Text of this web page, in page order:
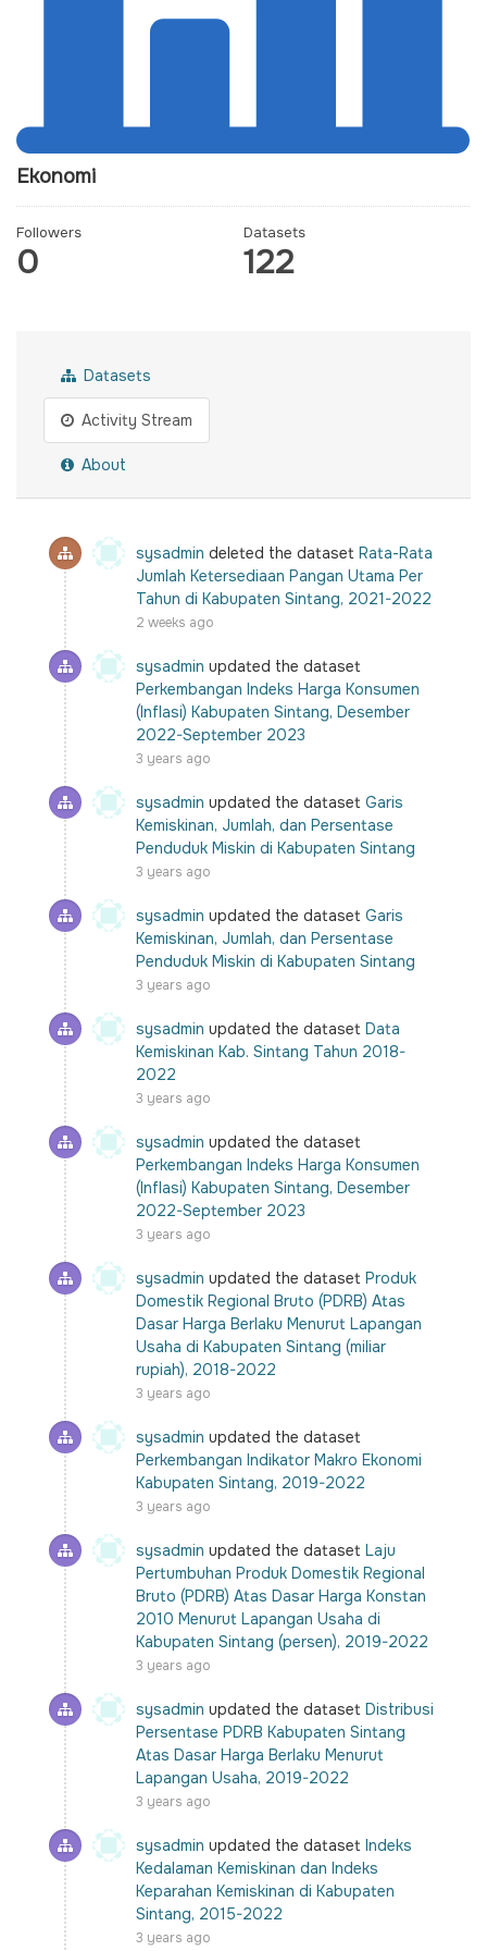
Ekonomi
Followers
0
Datasets
122
Datasets
Activity Stream
About
sysadmin deleted the dataset Rata-Rata
Jumlah Ketersediaan Pangan Utama Per
Tahun di Kabupaten Sintang, 2021-2022
2 weeks ago
sysadmin updated the dataset
Perkembangan Indeks Harga Konsumen
(Inflasi) Kabupaten Sintang, Desember
2022-September 2023
3 years ago
sysadmin updated the dataset Garis
Kemiskinan, Jumlah, dan Persentase
Penduduk Miskin di Kabupaten Sintang
3 years ago
sysadmin updated the dataset Garis
Kemiskinan, Jumlah, dan Persentase
Penduduk Miskin di Kabupaten Sintang
3 years ago
sysadmin updated the dataset Data
Kemiskinan Kab. Sintang Tahun 2018-
2022
3 years ago
sysadmin updated the dataset
Perkembangan Indeks Harga Konsumen
(Inflasi) Kabupaten Sintang, Desember
2022-September 2023
3 years ago
sysadmin updated the dataset Produk
Domestik Regional Bruto (PDRB) Atas
Dasar Harga Berlaku Menurut Lapangan
Usaha di Kabupaten Sintang (miliar
rupiah), 2018-2022
3 years ago
sysadmin updated the dataset
Perkembangan Indikator Makro Ekonomi
Kabupaten Sintang, 2019-2022
3 years ago
sysadmin updated the dataset Laju
Pertumbuhan Produk Domestik Regional
Bruto (PDRB) Atas Dasar Harga Konstan
2010 Menurut Lapangan Usaha di
Kabupaten Sintang (persen), 2019-2022
3 years ago
sysadmin updated the dataset Distribusi
Persentase PDRB Kabupaten Sintang
Atas Dasar Harga Berlaku Menurut
Lapangan Usaha, 2019-2022
3 years ago
sysadmin updated the dataset Indeks
Kedalaman Kemiskinan dan Indeks
Keparahan Kemiskinan di Kabupaten
Sintang, 2015-2022
3 years ago